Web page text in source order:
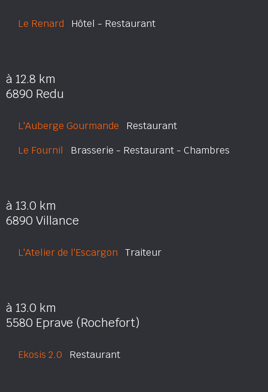
Le Renard Hôtel - Restaurant
à 12.8 km
6890 Redu
L'Auberge Gourmande Restaurant
Le Fournil Brasserie - Restaurant - Chambres
à 13.0 km
6890 Villance
L'Atelier de l'Escargon Traiteur
à 13.0 km
5580 Eprave (Rochefort)
Ekosis 2.0 Restaurant